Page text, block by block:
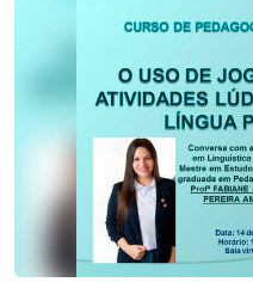
Rádio
Museu
Unoesc